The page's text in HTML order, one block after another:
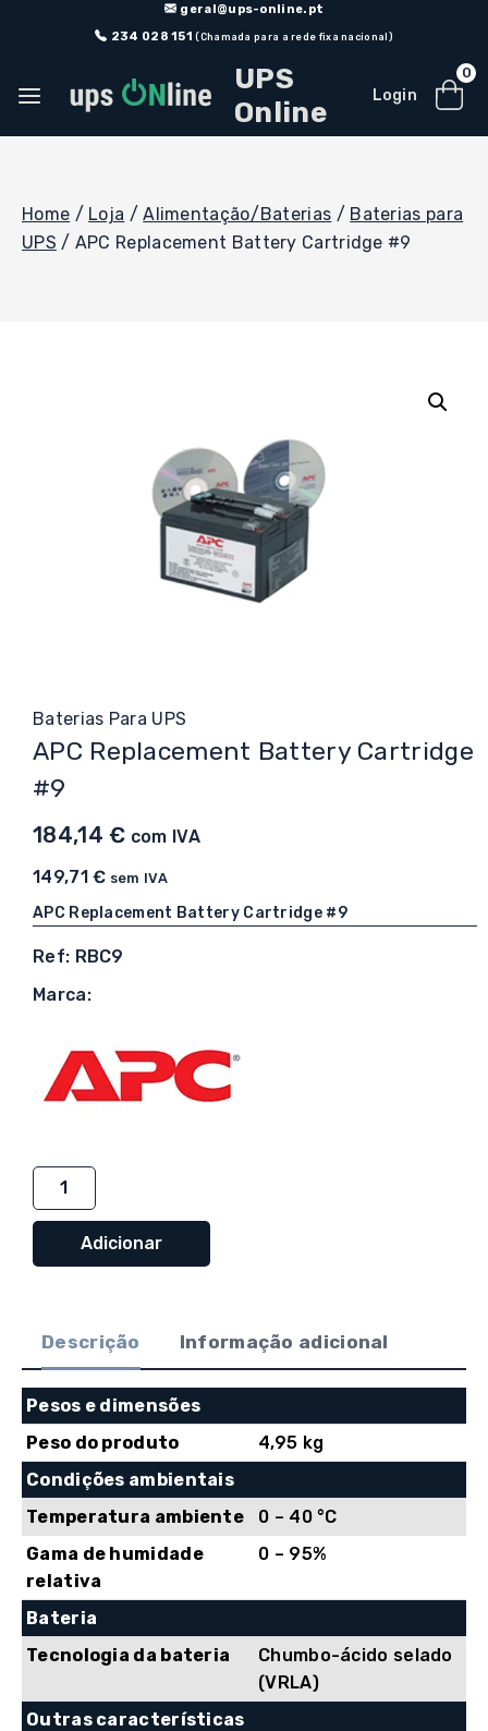
geral@ups-online.pt
234 028 151 (Chamada para a rede fixa nacional)
UPS
Online
Login
0
Home / Loja / Alimentação/Baterias / Baterias para
UPS / APC Replacement Battery Cartridge #9
Baterias Para UPS
APC Replacement Battery Cartridge
#9
184,14€ com IVA
149,71€ sem IVA
APC Replacement Battery Cartridge #9
Ref: RBC9
Marca:
Quantidade
de
Replacement
#9
Adicionar
Descrição Informação adicional
Pesos e dimensões
Peso do produto
4,95 kg
Condições ambientais
Temperatura ambiente
0 – 40 °C
Gama de humidade
relativa
0 – 95%
Bateria
Tecnologia da bateria
Chumbo-ácido selado
(VRLA)
Outras características